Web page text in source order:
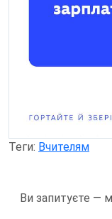
Теги: Вчителям
Ви запитуєте —